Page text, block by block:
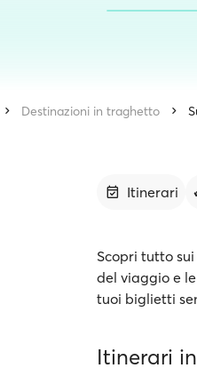
Destinazioni in traghetto
Itinerari
Scopri tutto
del viaggio e
tuoi biglietti
Itinerari